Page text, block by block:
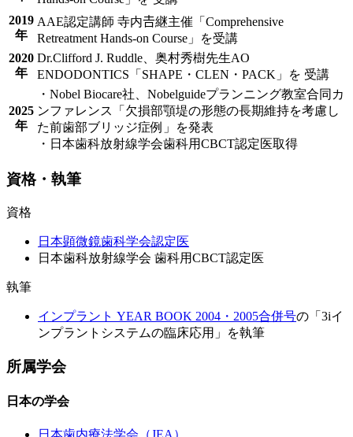
2019
年
AAE認定講師 寺内𠮷継主催「Comprehensive
Retreatment Hands-on Course」を受講
2020
年
Dr.Clifford J. Ruddle、奥村秀樹先生AO
ENDODONTICS「SHAPE・CLEN・PACK」を 受講
2025
年
・Nobel Biocare社、Nobelguideプランニング教室合同カ
ンファレンス「欠損部顎堤の形態の長期維持を考慮し
た前歯部ブリッジ症例」を発表
・日本歯科放射線学会歯科用CBCT認定医取得
資格・執筆
資格
日本顕微鏡歯科学会認定医
日本歯科放射線学会 歯科用CBCT認定医
執筆
インプラント YEAR BOOK 2004・2005合併号の「3iイ
ンプラントシステムの臨床応用」を執筆
所属学会
日本の学会